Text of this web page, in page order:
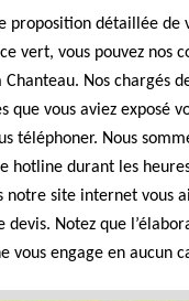
proposition détaillée de
vert, vous pouvez nos
Chanteau. Nos chargés
que vous aviez exposé
téléphoner. Nous
hotline durant les
notre site internet vous
devis. Notez que
vous engage en aucun